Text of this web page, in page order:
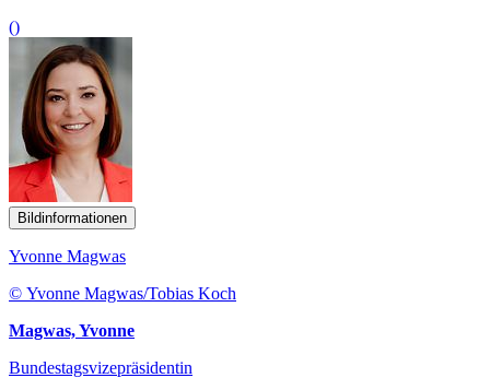
()
Bildinformationen
Yvonne Magwas
© Yvonne Magwas/Tobias Koch
Magwas, Yvonne
Bundestagsvizepräsidentin